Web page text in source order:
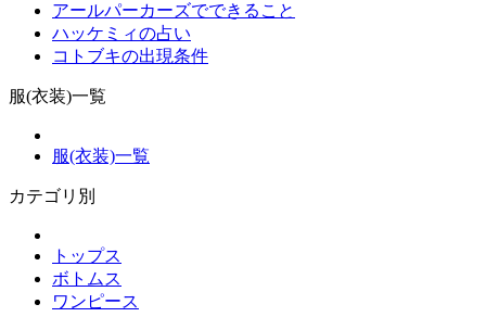
アールパーカーズでできること
ハッケミィの占い
コトブキの出現条件
服(衣装)一覧
服(衣装)一覧
カテゴリ別
トップス
ボトムス
ワンピース